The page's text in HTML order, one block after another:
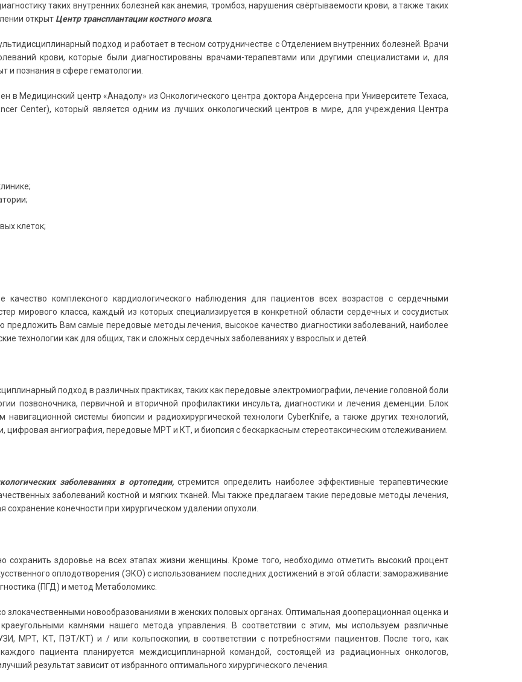
таких внутренних болезней как анемия, тромбоз, нарушения свёртываемости крови, а также таких
открыт Центр трансплантации костного мозга.
подход и работает в тесном сотрудничестве с Отделением внутренних болезней. Врачи
крови, которые были диагностированы врачами-терапевтами или другими специалистами и, для
и познания в сфере гематологии.
Медицинский центр «Анадолу» из Онкологического центра доктора Андерсена при Университете Техаса,
Center), который является одним из лучших онкологический центров в мире, для учреждения Центра
клеток;
качество комплексного кардиологического наблюдения для пациентов всех возрастов с сердечными
мирового класса, каждый из которых специализируется в конкретной области сердечных и сосудистых
предложить Вам самые передовые методы лечения, высокое качество диагностики заболеваний, наиболее
технологии как для общих, так и сложных сердечных заболеваниях у взрослых и детей.
подход в различных практиках, таких как передовые электромиографии, лечение головной боли
позвоночника, первичной и вторичной профилактики инсульта, диагностики и лечения деменции. Блок
навигационной системы биопсии и радиохирургической технологи CyberKnife, а также других технологий,
цифровая ангиография, передовые МРТ и КТ, и биопсия с бескаркасным стереотаксическим отслеживанием.
заболеваниях в ортопедии,стремится определить наиболее эффективные терапевтические
заболеваний костной и мягких тканей. Мы также предлагаем такие передовые методы лечения,
конечности при хирургическом удалении опухоли.
сохранить здоровье на всех этапах жизни женщины. Кроме того, необходимо отметить высокий процент
оплодотворения (ЭКО) с использованием последних достижений в этой области: замораживание
(ПГД) и метод Метаболомикс.
злокачественными новообразованиями в женских половых органах. Оптимальная дооперационная оценка и
камнями нашего метода управления. В соответствии с этим, мы используем различные
МРТ, КТ, ПЭТ/КТ) и / или кольпоскопии, в соответствии с потребностями пациентов. После того, как
пациента планируется междисциплинарной командой, состоящей из радиационных онкологов,
результат зависит от избранного оптимального хирургического лечения.